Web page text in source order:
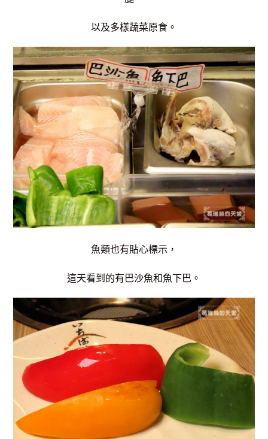
以及多樣蔬菜原食。
魚類也有貼心標示，
這天看到的有巴沙魚和魚下巴。